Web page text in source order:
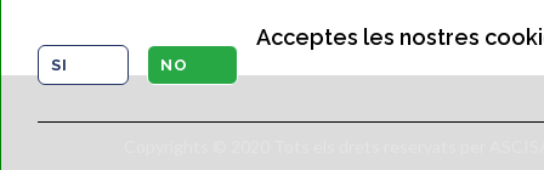
SI NO
Acceptes les nostres